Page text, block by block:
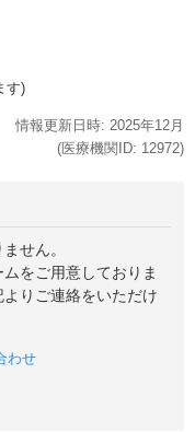
す)
情報更新日時: 2025年12月
(医療機関ID: 12972)
せん。
をご用意しておりま
りご連絡をいただけ
わせ